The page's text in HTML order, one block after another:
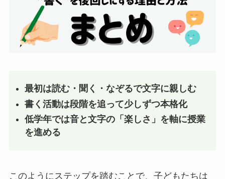
最初は読む・聞く・なぞるで文字に親しむ
書く活動は段階を追って少しずつ本格化
低学年では音と文字の「楽しさ」を軸に授業
を進める
このようにステップを踏むことで、子どもたちは